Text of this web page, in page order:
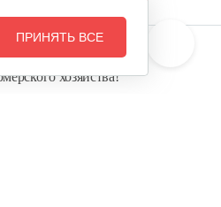
вариант
хозяйства!
ПРИНЯТЬ ВСЕ